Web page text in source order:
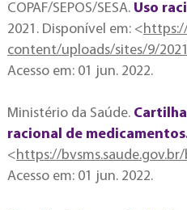
COPAF/SEPOS/SESA. Uso
2021. Disponível em: <
content/uploads/sites/9/
Acesso em: 01 jun. 2022.
Ministério da Saúde.
racional de
<https://
Acesso em: 01 jun. 2022.